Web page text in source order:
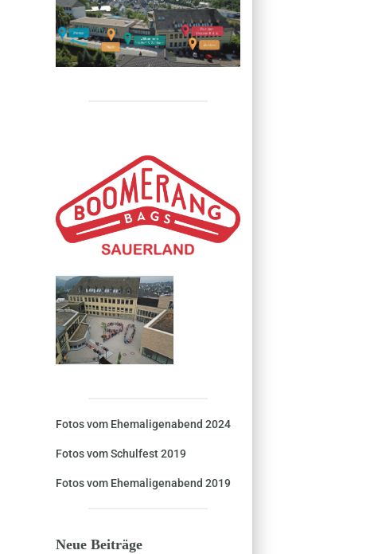
Fotos vom Ehemaligenabend 2024
Fotos vom Schulfest 2019
Fotos vom Ehemaligenabend 2019
Neue Beiträge